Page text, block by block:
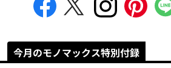
今月のモノマックス特別付録